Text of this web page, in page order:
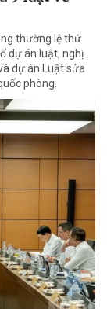
thường lệ thứ
dự án luật, nghị
dự án Luật sửa
phòng.